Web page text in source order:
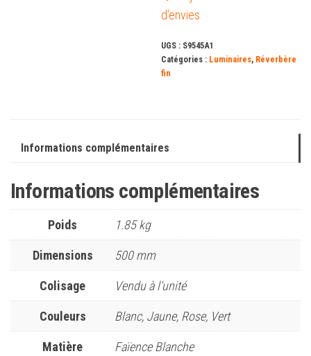
d’envies
UGS : S9545A1
Catégories : Luminaires, Réverbère
fin
Informations complémentaires
Informations complémentaires
Poids 1.85 kg
Dimensions 500 mm
Colisage Vendu à l'unité
Couleurs Blanc, Jaune, Rose, Vert
Matière Faïence Blanche